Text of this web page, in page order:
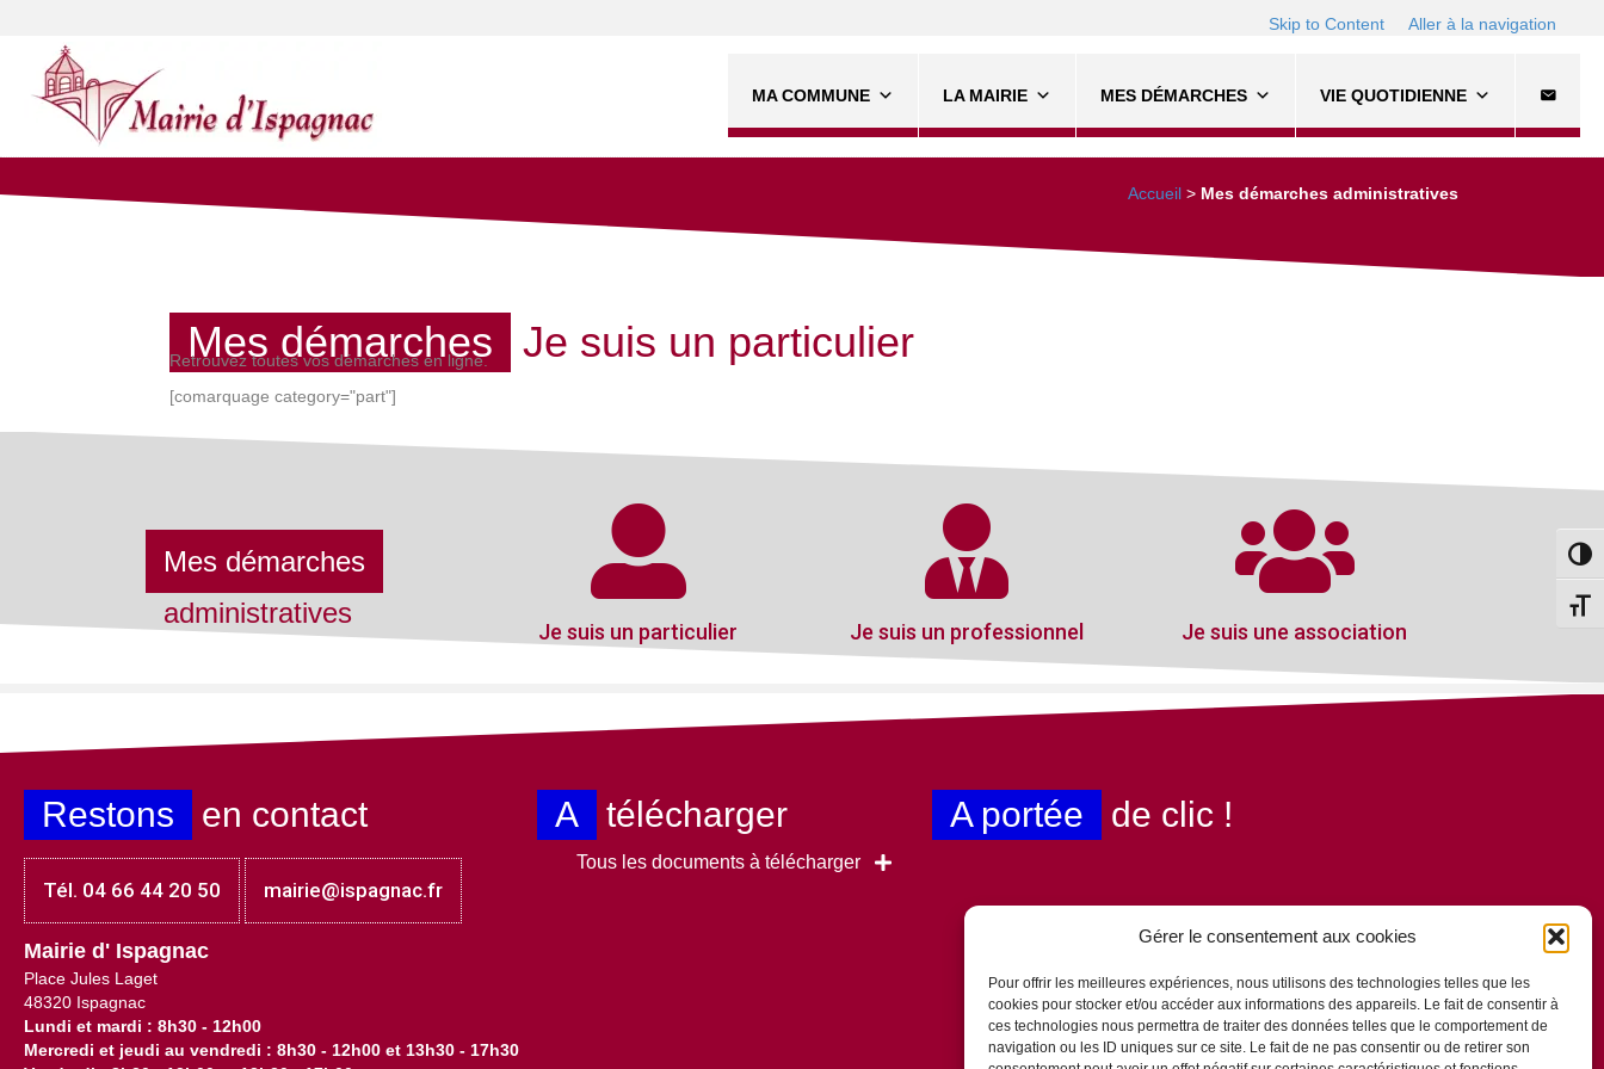
Gérer le consentement aux cookies
Pour offrir les meilleures expériences, nous utilisons des technologies telles que les
cookies pour stocker et/ou accéder aux informations des appareils. Le fait de consentir à
ces technologies nous permettra de traiter des données telles que le comportement de
navigation ou les ID uniques sur ce site. Le fait de ne pas consentir ou de retirer son
Skip to Content Aller à la navigation
MA COMMUNE LA MAIRIE MES DÉMARCHES VIE QUOTIDIENNE
Accueil > Mes démarches administratives
Mes démarches Je suis un particulier
Retrouvez toutes vos démarches en ligne.
[comarquage category="part"]
Mes démarches
administratives
Je suis un particulier Je suis un professionnel Je suis une association
Restons en contact
Tél. 04 66 44 20 50 mairie@ispagnac.fr
Mairie d' Ispagnac
Place Jules Laget
48320 Ispagnac
Lundi et mardi : 8h30 - 12h00
Mercredi et jeudi au vendredi : 8h30 - 12h00 et 13h30 - 17h30
A télécharger
Tous les documents à télécharger
A portée de clic !